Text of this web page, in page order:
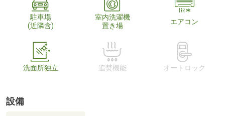
駐車場
(近隣含)
室内洗濯機
置き場
エアコン
洗面所独立 追焚機能 オートロック
設備